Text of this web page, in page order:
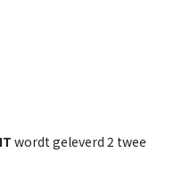
wordt geleverd 2 twee